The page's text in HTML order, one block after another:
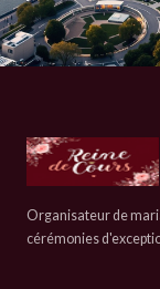
Organisateur de
cérémonies